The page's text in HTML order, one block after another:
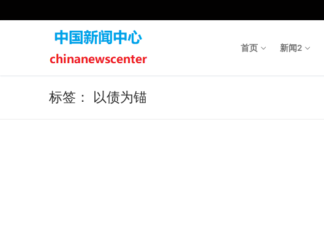
to
首页 新闻2
标签： 以债为锚